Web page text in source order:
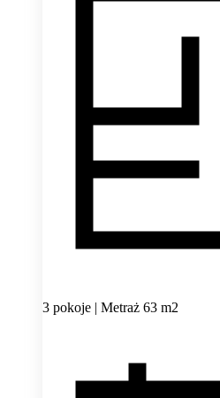
3 pokoje | Metraż 63 m2